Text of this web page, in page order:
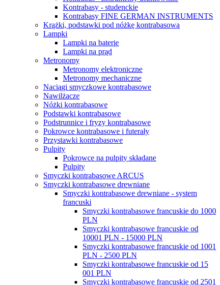
Kontrabasy - studenckie
Kontrabasy FINE GERMAN INSTRUMENTS
Krążki, podstawki pod nóżkę kontrabasową
Lampki
Lampki na baterie
Lampki na prąd
Metronomy
Metronomy elektroniczne
Metronomy mechaniczne
Naciągi smyczkowe kontrabasowe
Nawilżacze
Nóżki kontrabasowe
Podstawki kontrabasowe
Podstrunnice i fryzy kontrabasowe
Pokrowce kontrabasowe i futerały
Przystawki kontrabasowe
Pulpity
Pokrowce na pulpity składane
Pulpity
Smyczki kontrabasowe ARCUS
Smyczki kontrabasowe drewniane
Smyczki kontrabasowe drewniane - system
francuski
Smyczki kontrabasowe francuskie do 1000
PLN
Smyczki kontrabasowe francuskie od
10001 PLN - 15000 PLN
Smyczki kontrabasowe francuskie od 1001
PLN - 2500 PLN
Smyczki kontrabasowe francuskie od 15
001 PLN
Smyczki kontrabasowe francuskie od 2501